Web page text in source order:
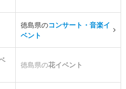
徳島県のコンサート・音楽イ
ベント
徳島県の花イベント